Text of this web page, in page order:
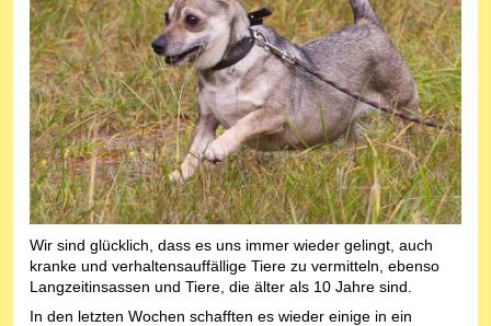
Wir sind glücklich, dass es uns immer wieder gelingt, auch
kranke und verhaltensauffällige Tiere zu vermitteln, ebenso
Langzeitinsassen und Tiere, die älter als 10 Jahre sind.
In den letzten Wochen schafften es wieder einige in ein